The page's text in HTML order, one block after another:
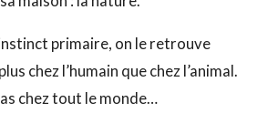
primaire, on le retrouve
chez l’humain que chez l’animal.
chez tout le monde…